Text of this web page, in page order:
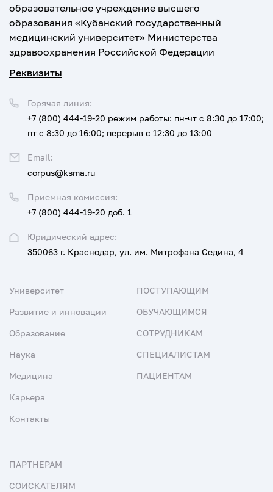
образовательное учреждение высшего
образования «Кубанский государственный
медицинский университет» Министерства
здравоохранения Российской Федерации
Реквизиты
Юридический адрес:
350063 г. Краснодар, ул. им. Митрофана Седина, 4
Приемная комиссия:
+7 (800) 444-19-20 доб. 1
Горячая линия:
+7 (800) 444-19-20 режим работы: пн-чт с 8:30 до 17:00;
пт с 8:30 до 16:00; перерыв с 12:30 до 13:00
Email:
corpus@ksma.ru
Университет
Развитие и инновации
Образование
Наука
Медицина
Карьера
Контакты
ПОСТУПАЮЩИМ
ОБУЧАЮЩИМСЯ
СОТРУДНИКАМ
СПЕЦИАЛИСТАМ
ПАЦИЕНТАМ
ПАРТНЕРАМ
СОИСКАТЕЛЯМ